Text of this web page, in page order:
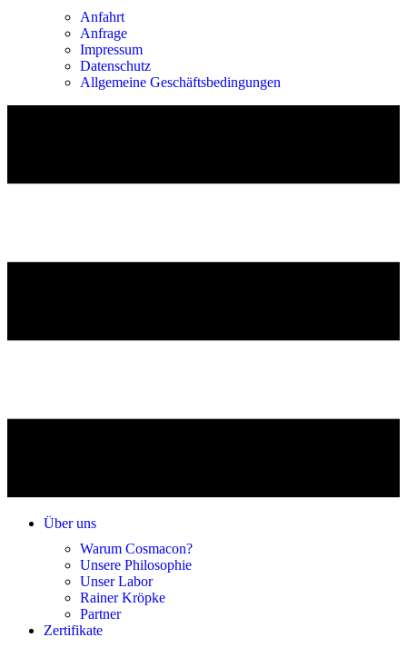
Anfahrt
Anfrage
Impressum
Datenschutz
Allgemeine Geschäftsbedingungen
Über uns
Warum Cosmacon?
Unsere Philosophie
Unser Labor
Rainer Kröpke
Partner
Zertifikate